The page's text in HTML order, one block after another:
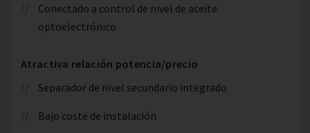
Conectado a control de nivel de aceite
optoelectrónico
Atractiva relación potencia/precio
Separador de nivel secundario integrado
Bajo coste de instalación